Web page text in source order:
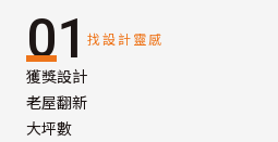
01 找設計靈感
獲獎設計
老屋翻新
大坪數